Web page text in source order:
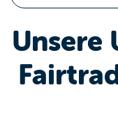
Unsere